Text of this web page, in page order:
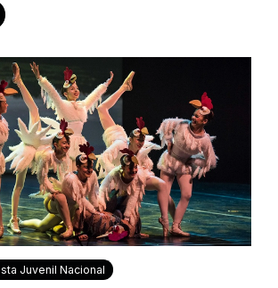
Juvenil Nacional